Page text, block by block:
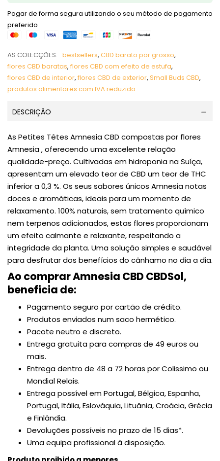
Pagar de forma segura utilizando o seu método de pagamento
preferido
AS COLECÇÕES: bestsellers, CBD barato por grosso,
flores CBD baratas, flores CBD com efeito de estufa,
flores CBD de interior, flores CBD de exterior, Small Buds CBD,
produtos alimentares com IVA reduzido
DESCRIÇÃO
As Petites Têtes Amnesia CBD compostas por flores
Amnesia , oferecendo uma excelente relação
qualidade-preço. Cultivadas em hidroponia na Suíça,
apresentam um elevado teor de CBD um teor de THC
inferior a 0,3 %. Os seus sabores únicos Amnesia notas
doces e aromáticas, ideais para um momento de
relaxamento. 100% naturais, sem tratamento químico
nem terpenos adicionados, estas flores proporcionam
um efeito calmante e relaxante, respeitando a
integridade da planta. Uma solução simples e saudável
para desfrutar dos benefícios do cânhamo no dia a dia.
Ao comprar Amnesia CBD CBDSol,
beneficia de:
Pagamento seguro por cartão de crédito.
Produtos enviados numsaco hermético.
Pacote neutro e discreto.
Entrega gratuita para compras de 49 euros ou
mais.
Entrega dentro de 48 a 72 horas por Colissimo ou
Mondial Relais.
Entrega possível em Portugal, Bélgica, Espanha,
Portugal, Itália, Eslováquia, Lituânia, Croácia, Grécia
e Finlândia.
Devoluções possíveis no prazo de 15 dias*.
Uma equipa profissional à disposição.